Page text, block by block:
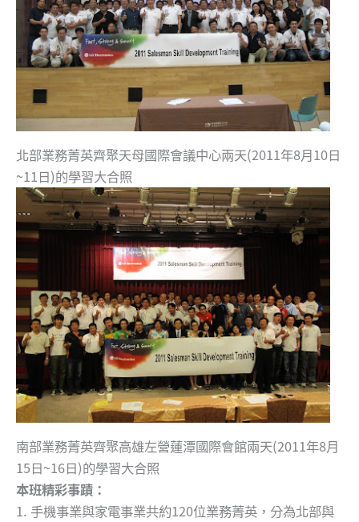
北部業務菁英齊聚天母國際會議中心兩天(2011年8月10日
~11日)的學習大合照
南部業務菁英齊聚高雄左營蓮潭國際會館兩天(2011年8月
15日~16日)的學習大合照
本班精彩事蹟：
1. 手機事業與家電事業共約120位業務菁英，分為北部與